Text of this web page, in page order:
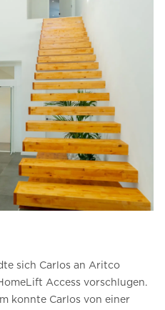
sich Carlos an Aritco
Access vorschlugen.
konnte Carlos von einer